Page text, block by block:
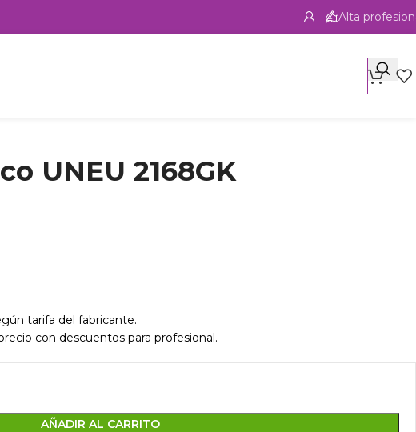
Alta
UNEU 2168GK
tarifa del fabricante.
con descuentos para profesional.
AÑADIR AL CARRITO